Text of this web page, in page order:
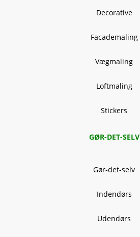
Decorative
Facademaling
Vægmaling
Loftmaling
Stickers
GØR-DET-SELV
Gør-det-selv
Indendørs
Udendørs